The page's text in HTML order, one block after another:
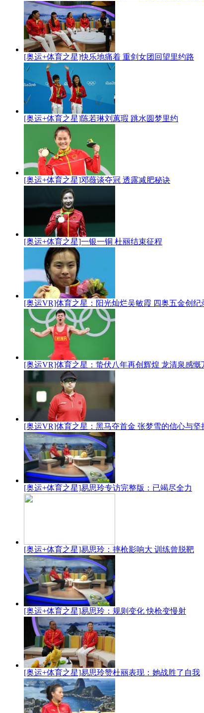
[奥运+体育之星]快乐地痛着 重剑女团回望里约路
[奥运+体育之星]陈若琳刘蕙瑕 跳水圆梦里约
[奥运+体育之星]邓薇谈夺冠 透露减肥秘诀
[奥运+体育之星]一银一铜 杜丽结束征程
[奥运VR]体育之星：阳光灿烂吴敏霞 四奥五金创纪
[奥运VR]体育之星：蛰伏八年再创辉煌 龙清泉感慨
[奥运VR]体育之星：黑马夺首金 张梦雪的信心与坚
[奥运+体育之星]易思玲专访完整版：已竭尽全力
[奥运+体育之星]易思玲：摔枪影响大 训练曾脱靶
[奥运+体育之星]易思玲：规则变化 快枪变慢射
[奥运+体育之星]易思玲赞杜丽表现：她战胜了自我